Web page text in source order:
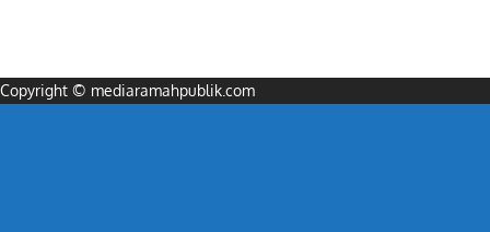
Copyright © mediaramahpublik.com